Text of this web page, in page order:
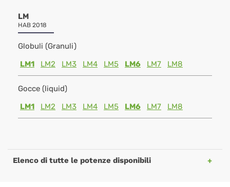
LM
HAB 2018
Globuli (Granuli)
LM1
LM2 LM3 LM4 LM5 LM6 LM7 LM8
Gocce (liquid)
LM1
LM2 LM3 LM4 LM5 LM6 LM7 LM8
Elenco di tutte le potenze disponibili